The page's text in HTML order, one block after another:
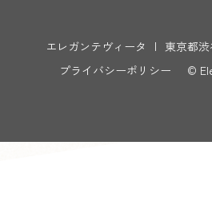
エレガンテヴィータ | 東京都
プライバシーポリシー
©